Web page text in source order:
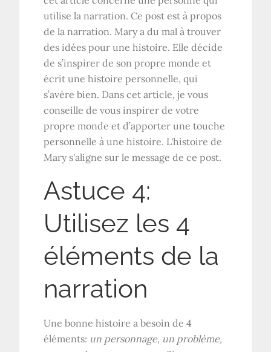
utilise la narration. Ce post est à propos
de la narration. Mary a du mal à trouver
des idées pour une histoire. Elle décide
de s’inspirer de son propre monde et
écrit une histoire personnelle, qui
s’avère bien. Dans cet article, je vous
conseille de vous inspirer de votre
propre monde et d’apporter une touche
personnelle à une histoire. L'histoire de
Mary s'aligne sur le message de ce post.
Astuce 4:
Utilisez les 4
éléments de la
narration
Une bonne histoire a besoin de 4
éléments: un personnage, un problème,